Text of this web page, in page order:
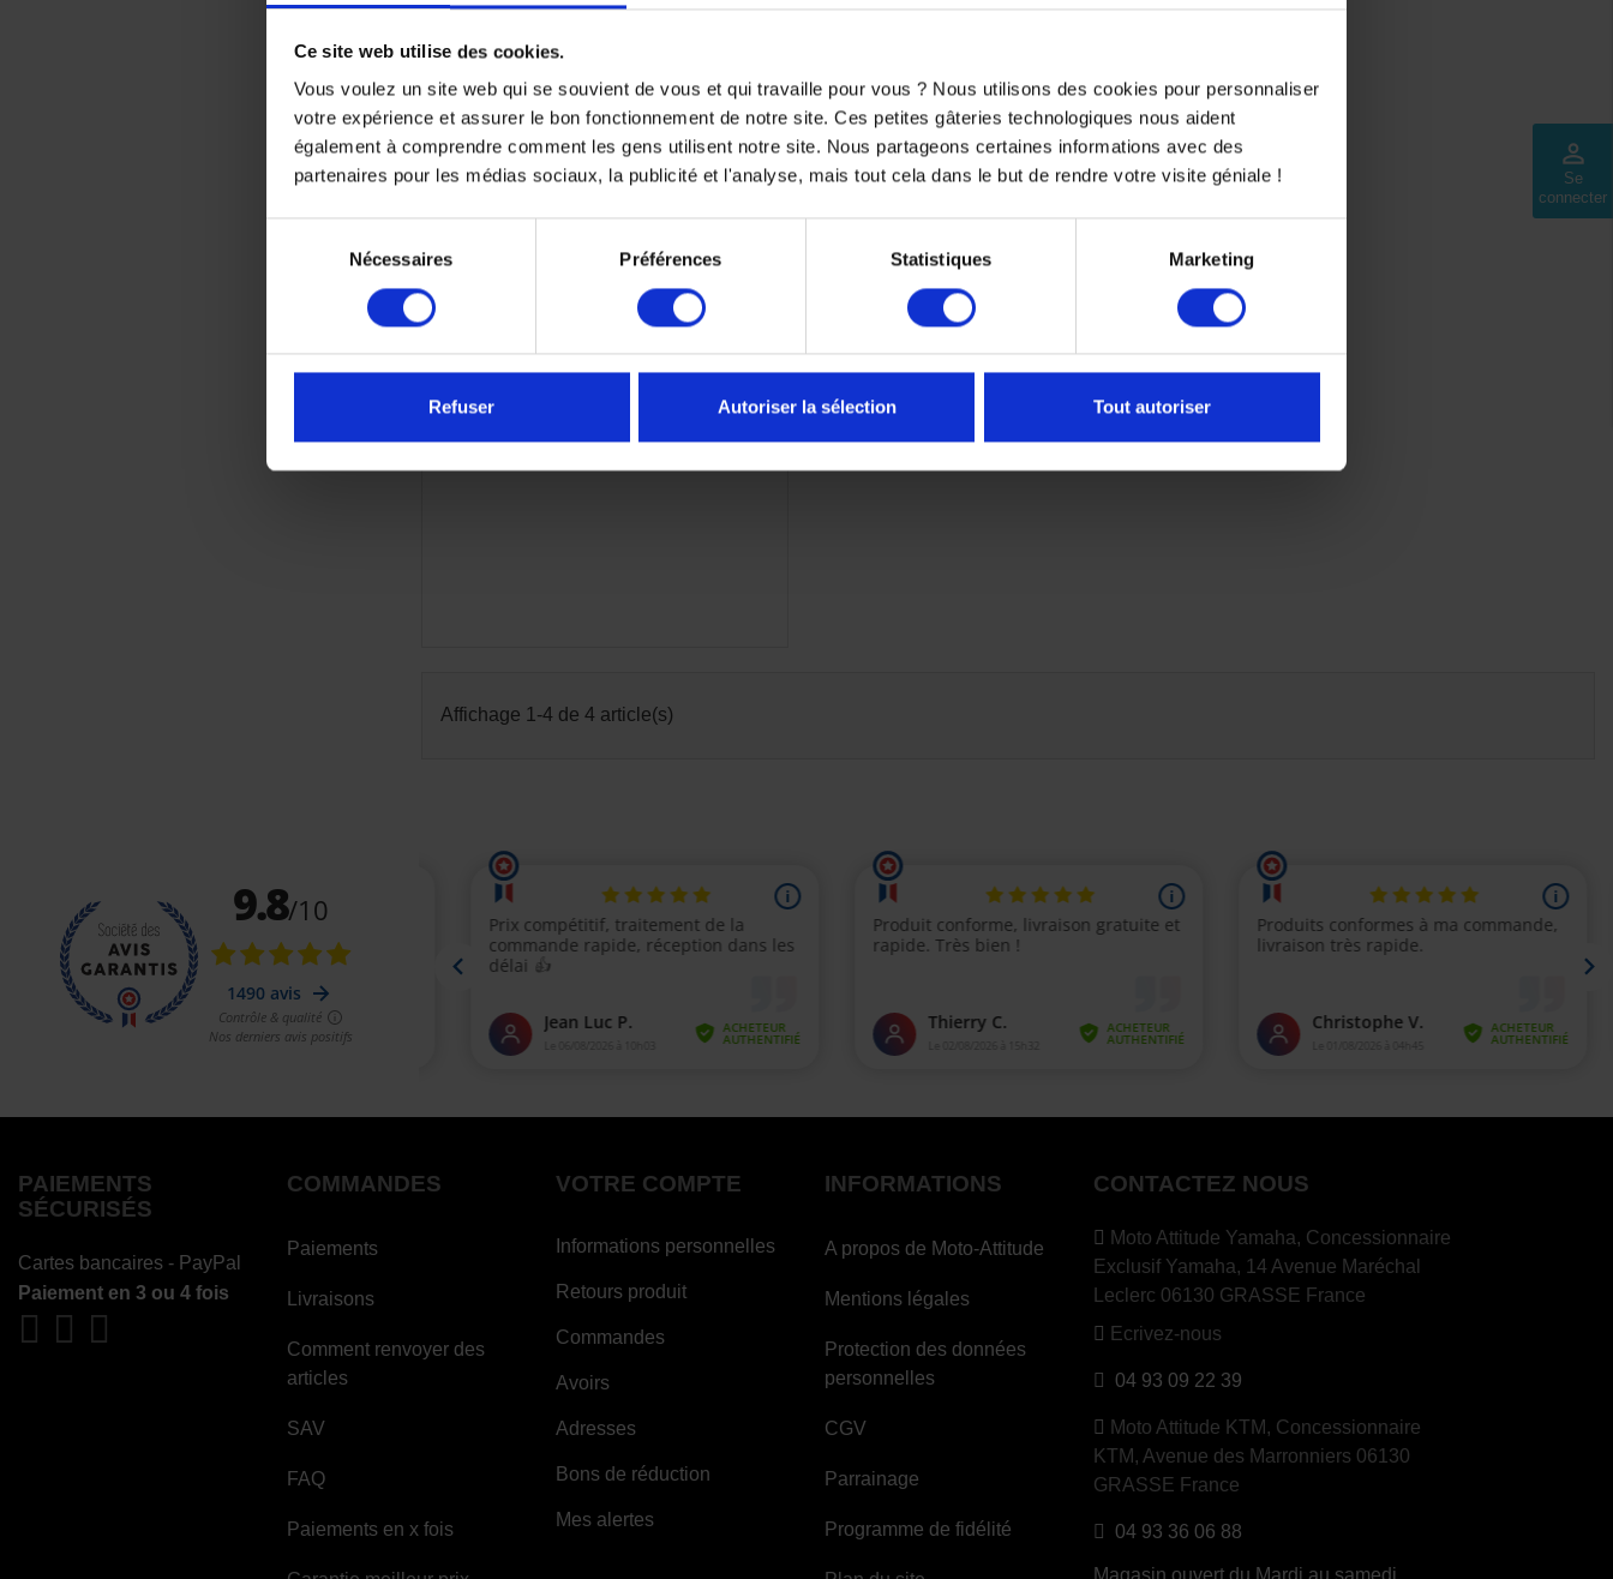
Ce site web utilise des cookies.
Vous voulez un site web qui se souvient de vous et qui travaille pour vous ? Nous utilisons des cookies pour personnaliser
votre expérience et assurer le bon fonctionnement de notre site. Ces petites gâteries technologiques nous aident
également à comprendre comment les gens utilisent notre site. Nous partageons certaines informations avec des
partenaires pour les médias sociaux, la publicité et l'analyse, mais tout cela dans le but de rendre votre visite géniale !
consentement
Nécessaires Préférences Statistiques Marketing
Refuser Autoriser la sélection Tout autoriser
perm_identity
Se
connecter
Kit filtre à huile origine KTM pour LC8
40,01 €
Affichage 1-4 de 4 article(s)
PAIEMENTS
SÉCURISÉS
Cartes bancaires - PayPal
Paiement en 3 ou 4 fois
COMMANDES
Paiements
Livraisons
Comment renvoyer des
articles
SAV
FAQ
Paiements en x fois
VOTRE COMPTE
Informations personnelles
Retours produit
Commandes
Avoirs
Adresses
Bons de réduction
Mes alertes
INFORMATIONS
A propos de Moto-Attitude
Mentions légales
Protection des données
personnelles
CGV
Parrainage
Programme de fidélité
CONTACTEZ NOUS
Moto Attitude Yamaha, Concessionnaire
Exclusif Yamaha, 14 Avenue Maréchal
Leclerc 06130 GRASSE France
Ecrivez-nous
04 93 09 22 39
Moto Attitude KTM, Concessionnaire
KTM, Avenue des Marronniers 06130
GRASSE France
04 93 36 06 88
Magasin ouvert du Mardi au samedi